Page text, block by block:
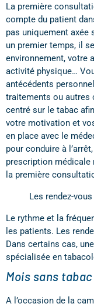
La première
compte du patient
pas uniquement axée
un premier temps, il
environnement, votre
activité physique…
antécédents
traitements ou autres
centré sur le tabac
votre motivation et
en place avec le
pour conduire à
prescription médicale
la première
Les rendez-
Le rythme et la
les patients. Les
Dans certains cas,
spécialisée en
Mois sans tabac
A l’occasion de la